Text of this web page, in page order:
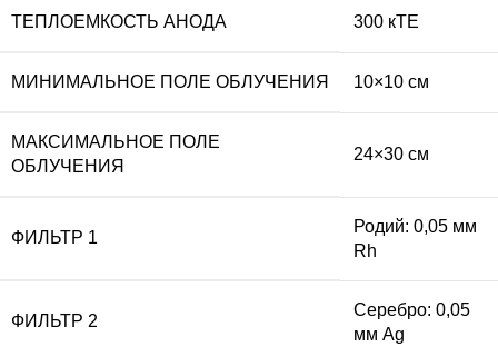
ТЕПЛОЕМКОСТЬ АНОДА 300 кТЕ
МИНИМАЛЬНОЕ ПОЛЕ ОБЛУЧЕНИЯ 10×10 см
МАКСИМАЛЬНОЕ ПОЛЕ
ОБЛУЧЕНИЯ
24×30 см
ФИЛЬТР 1
Родий: 0,05 мм
Rh
ФИЛЬТР 2
Серебро: 0,05
мм Ag